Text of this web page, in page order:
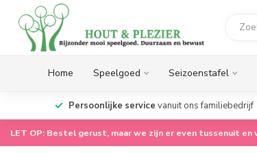
Home Speelgoed Seizoenstafel
Persoonlijke service vanuit ons familiebedrijf
LET OP: Bestel gerust, maar we zijn er even tussenuit en